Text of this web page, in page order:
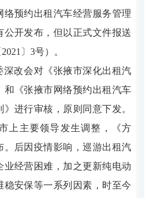
络预约出租汽车经营服务管理
公开发布，但以正式文件报送
〕3号）。
深改会对《张掖市深化出租汽
和《张掖市网络预约出租汽车
进行审核，原则同意下发。
上主要领导发生调整，《方
。后因疫情影响，巡游出租汽
业经营困难，加之更新纯电动
稳安保等一系列因素，时至今